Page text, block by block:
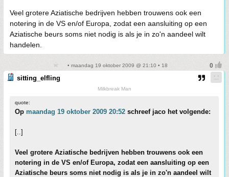
Veel grotere Aziatische bedrijven hebben trouwens ook een
notering in de VS en/of Europa, zodat een aansluiting op een
Aziatische beurs soms niet nodig is als je in zo'n aandeel wilt
handelen.
• maandag 19 oktober 2009 @ 21:10 • 18
sitting_elfling
Milkbreak Man
quote:
Op maandag 19 oktober 2009 20:52 schreef jaco het volgende:
[..]
Veel grotere Aziatische bedrijven hebben trouwens ook een
notering in de VS en/of Europa, zodat een aansluiting op een
Aziatische beurs soms niet nodig is als je in zo'n aandeel wilt